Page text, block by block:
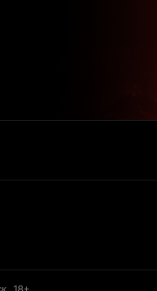
18+